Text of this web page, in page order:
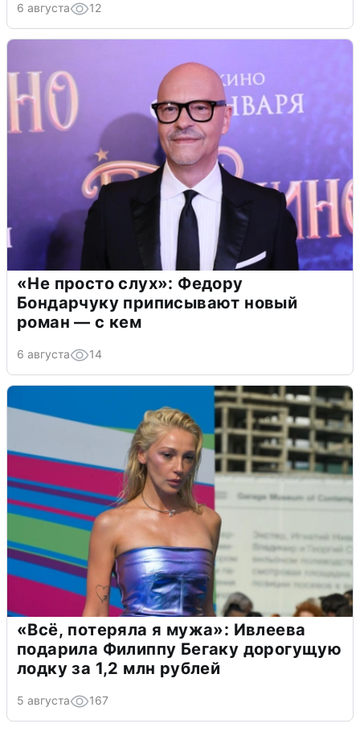
6 августа 12
«Не просто слух»: Федору
Бондарчуку приписывают новый
роман — с кем
6 августа 14
«Всё, потеряла я мужа»: Ивлеева
подарила Филиппу Бегаку дорогущую
лодку за 1,2 млн рублей
5 августа 167